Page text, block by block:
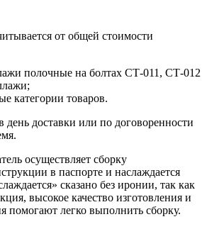
от общей стоимости
полочные на болтах СТ-011, СТ-012
категории товаров.
день доставки или по договоренности
осуществляет сборку
в паспорте и наслаждается
сказано без иронии, так как
высокое качество изготовления и
помогают легко выполнить сборку.